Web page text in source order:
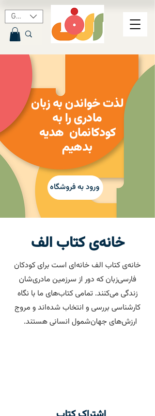
GBP (£)
لذت خواندن به زبان
مادری را به
کودکانمان هدیه
بدهیم
ورود به فروشگاه
خانه‌ی کتاب الف
خانه‌ی کتاب الف خانه‌ای است برای کودکان
فارسی‌زبان که دور از سرزمین مادری‌شان
زندگی‌ می‌کنند. تمامی کتاب‌های ما با نگاه
کارشناسی بررسی و انتخاب شده‌اند و مروج
ارزش‌های جهان‌شمول انسانی هستند.